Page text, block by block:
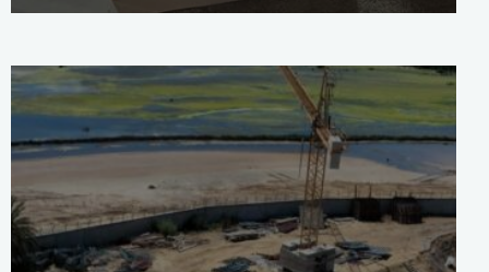
ACTUALITÉS